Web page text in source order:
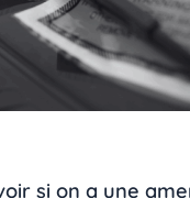
si on a une